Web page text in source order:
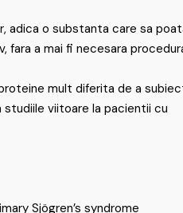
adica o substanta care sa
fara a mai fi necesara
mult diferita de a
viitoare la pacientii cu
Sjögren’s syndrome